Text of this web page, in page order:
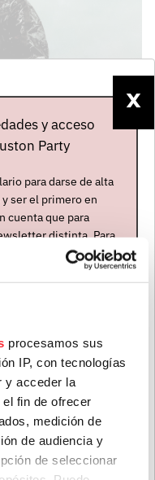
procesamos sus
IP, con tecnologías
y acceder la
fin de ofrecer
medición de
de audiencia y
de seleccionar
X
y acceso
Party
para darse de alta
ser el primero en
cuenta que para
distinta. Para
a